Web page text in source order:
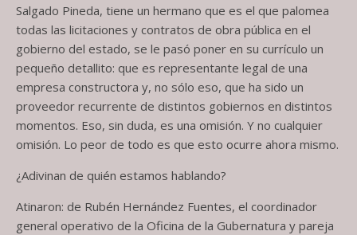
Salgado Pineda, tiene un hermano que es el que palomea
todas las licitaciones y contratos de obra pública en el
gobierno del estado, se le pasó poner en su currículo un
pequeño detallito: que es representante legal de una
empresa constructora y, no sólo eso, que ha sido un
proveedor recurrente de distintos gobiernos en distintos
momentos. Eso, sin duda, es una omisión. Y no cualquier
omisión. Lo peor de todo es que esto ocurre ahora mismo.
¿Adivinan de quién estamos hablando?
Atinaron: de Rubén Hernández Fuentes, el coordinador
general operativo de la Oficina de la Gubernatura y pareja